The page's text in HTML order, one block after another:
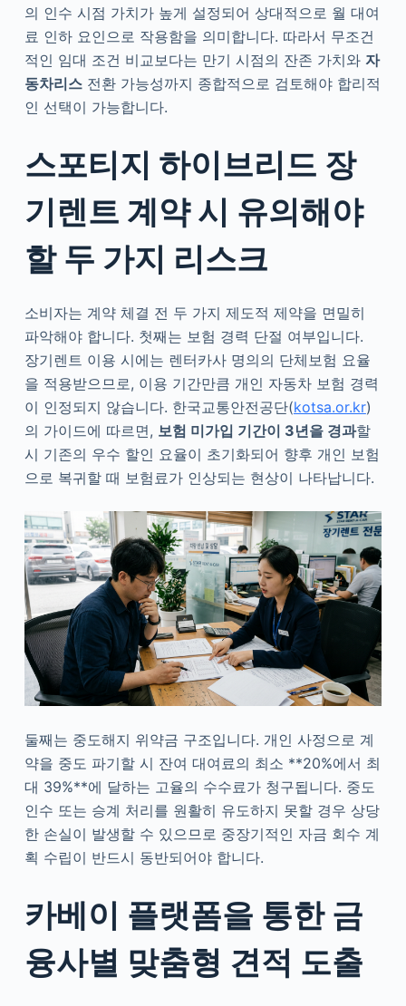
의 인수 시점 가치가 높게 설정되어 상대적으로 월 대여
료 인하 요인으로 작용함을 의미합니다. 따라서 무조건
적인 임대 조건 비교보다는 만기 시점의 잔존 가치와 자
동차리스전환 가능성까지 종합적으로 검토해야 합리적
인 선택이 가능합니다.
스포티지 하이브리드 장
기렌트 계약 시 유의해야
할 두 가지 리스크
소비자는 계약 체결 전 두 가지 제도적 제약을 면밀히
파악해야 합니다. 첫째는 보험 경력 단절 여부입니다.
장기렌트 이용 시에는 렌터카사 명의의 단체보험 요율
을 적용받으므로, 이용 기간만큼 개인 자동차 보험 경력
이 인정되지 않습니다. 한국교통안전공단(kotsa.or.kr)
의 가이드에 따르면, 보험 미가입 기간이 3년을 경과할
시 기존의 우수 할인 요율이 초기화되어 향후 개인 보험
으로 복귀할 때 보험료가 인상되는 현상이 나타납니다.
둘째는 중도해지 위약금 구조입니다. 개인 사정으로 계
약을 중도 파기할 시 잔여 대여료의 최소 **20%에서 최
대 39%**에 달하는 고율의 수수료가 청구됩니다. 중도
인수 또는 승계 처리를 원활히 유도하지 못할 경우 상당
한 손실이 발생할 수 있으므로 중장기적인 자금 회수 계
획 수립이 반드시 동반되어야 합니다.
카베이 플랫폼을 통한 금
융사별 맞춤형 견적 도출